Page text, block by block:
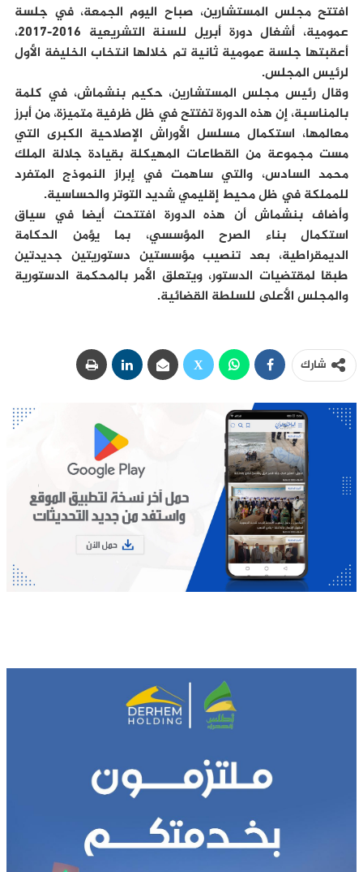
افتتح مجلس المستشارين، صباح اليوم الجمعة، في جلسة
عمومية، أشغال دورة أبريل للسنة التشريعية 2016-2017،
أعقبتها جلسة عمومية ثانية تم خلالها انتخاب الخليفة الأول
لرئيس المجلس.
وقال رئيس مجلس المستشارين، حكيم بنشماش، في كلمة
بالمناسبة، إن هذه الدورة تفتتح في ظل ظرفية متميزة، من أبرز
معالمها، استكمال مسلسل الأوراش الإصلاحية الكبرى التي
مست مجموعة من القطاعات المهيكلة بقيادة جلالة الملك
محمد السادس، والتي ساهمت في إبراز النموذج المتفرد
للمملكة في ظل محيط إقليمي شديد التوتر والحساسية.
وأضاف بنشماش أن هذه الدورة افتتحت أيضا في سياق
استكمال بناء الصرح المؤسسي، بما يؤمن الحكامة
الديمقراطية، بعد تنصيب مؤسستين دستوريتين جديدتين
طبقا لمقتضيات الدستور، ويتعلق الأمر بالمحكمة الدستورية
والمجلس الأعلى للسلطة القضائية.
شارك